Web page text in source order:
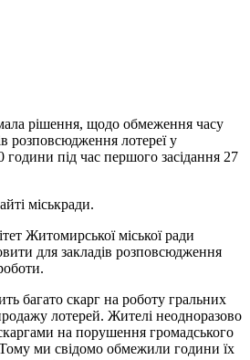
рішення, щодо обмеження часу
розповсюдження лотереї у
під час першого засідання 27
міськради.
Житомирської міської ради
для закладів розповсюдження
багато скарг на роботу гральних
лотерей. Жителі неодноразово
скаргами на порушення громадського
ми свідомо обмежили години їх